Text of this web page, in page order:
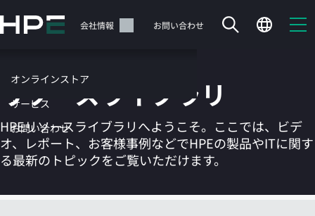
イ
テ
ツ
に
ス
ッ
サポート 会社情報 お問い合わせ
オンラインストア
サービス
お問い合わせ
カートは空です
リソースライブラリ
HPEリソースライブラリへようこそ。ここでは、ビデ
オ、レポート、お客様事例などでHPEの製品やITに関す
る最新のトピックをご覧いただけます。